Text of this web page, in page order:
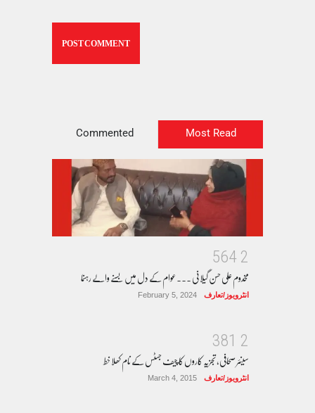
Most Read
Commented
2
4
6
5
مخدوم علی حسن گیلانی ۔۔۔عوام کے دل میں بسنے والے رہنما
انٹرویوز/تعارف February 5, 2024
2
1
8
3
سینئر صحافی، تجزیہ کاروں کا چیف جسٹس کے نام کھلا خط
انٹرویوز/تعارف March 4, 2015